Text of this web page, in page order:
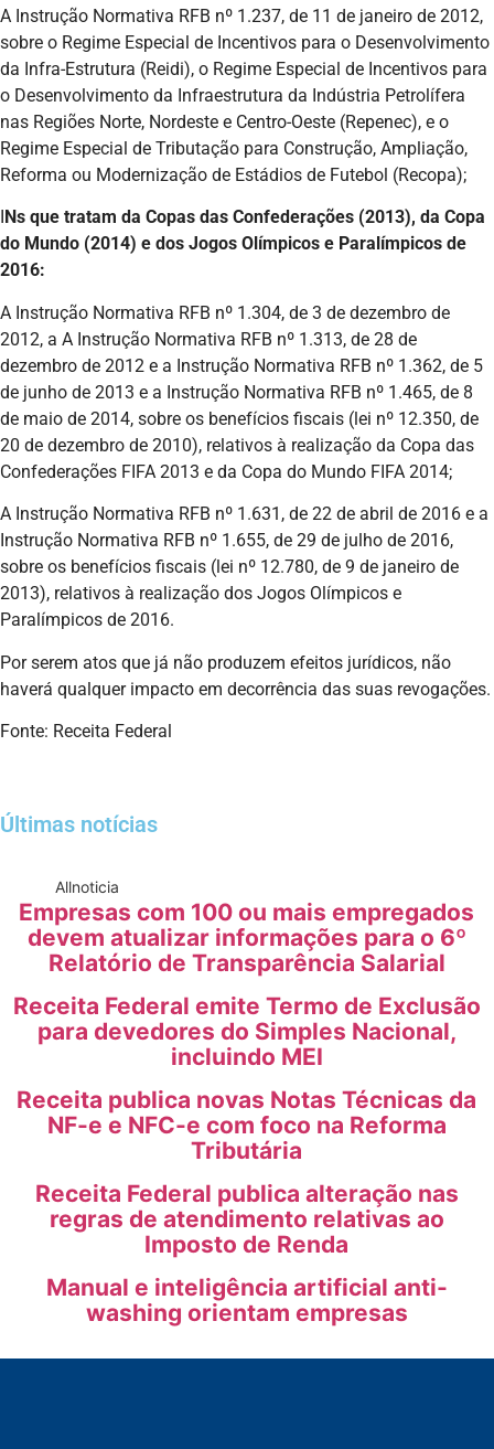
A Instrução Normativa RFB nº 1.237, de 11 de janeiro de 2012,
sobre o Regime Especial de Incentivos para o Desenvolvimento
da Infra-Estrutura (Reidi), o Regime Especial de Incentivos para
o Desenvolvimento da Infraestrutura da Indústria Petrolífera
nas Regiões Norte, Nordeste e Centro-Oeste (Repenec), e o
Regime Especial de Tributação para Construção, Ampliação,
Reforma ou Modernização de Estádios de Futebol (Recopa);
Ns que tratam da Copas das Confederações (2013), da Copa
do Mundo (2014) e dos Jogos Olímpicos e Paralímpicos de
2016:
A Instrução Normativa RFB nº 1.304, de 3 de dezembro de
2012, a A Instrução Normativa RFB nº 1.313, de 28 de
dezembro de 2012 e a Instrução Normativa RFB nº 1.362, de 5
de junho de 2013 e a Instrução Normativa RFB nº 1.465, de 8
de maio de 2014, sobre os benefícios fiscais (lei nº 12.350, de
20 de dezembro de 2010), relativos à realização da Copa das
Confederações FIFA 2013 e da Copa do Mundo FIFA 2014;
A Instrução Normativa RFB nº 1.631, de 22 de abril de 2016 e a
Instrução Normativa RFB nº 1.655, de 29 de julho de 2016,
sobre os benefícios fiscais (lei nº 12.780, de 9 de janeiro de
2013), relativos à realização dos Jogos Olímpicos e
Paralímpicos de 2016.
Por serem atos que já não produzem efeitos jurídicos, não
haverá qualquer impacto em decorrência das suas revogações.
Fonte: Receita Federal
Últimas notícias
Allnoticia
Empresas com 100 ou mais empregados
devem atualizar informações para o 6º
Relatório de Transparência Salarial
Receita Federal emite Termo de Exclusão
para devedores do Simples Nacional,
incluindo MEI
Receita publica novas Notas Técnicas da
NF-e e NFC-e com foco na Reforma
Tributária
Receita Federal publica alteração nas
regras de atendimento relativas ao
Imposto de Renda
Manual e inteligência artificial anti-
washing orientam empresas